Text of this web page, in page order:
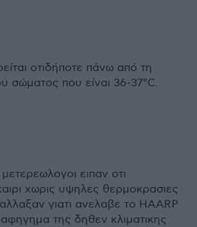
οτιδήποτε πάνω από τη
σώματος που είναι 36-37°C.
ειπαν οτι
χωρις υψηλες θερμοκρασιες
γιατι ανελαβε το ΗΑARP
της δηθεν κλιματικης